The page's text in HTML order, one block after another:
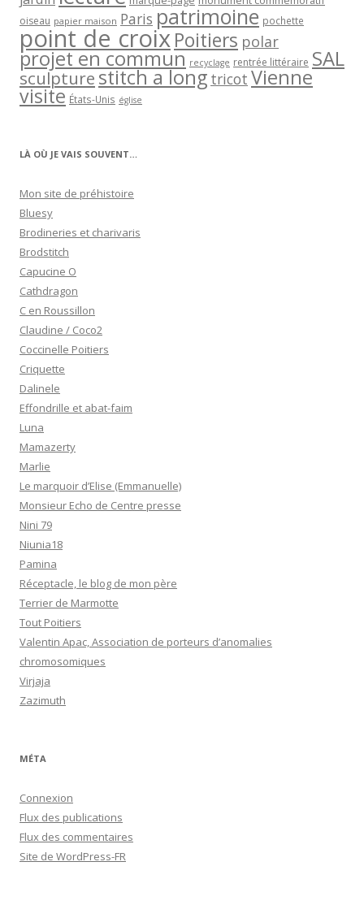
oiseau papier maison Paris patrimoine pochette
point de croixPoitiers polar
projet en commun recyclage rentrée littéraire SAL
sculpturestitch a long tricot Vienne
visite États-Unis église
LÀ OÙ JE VAIS SOUVENT…
Mon site de préhistoire
Bluesy
Brodineries et charivaris
Brodstitch
Capucine O
Cathdragon
C en Roussillon
Claudine / Coco2
Coccinelle Poitiers
Criquette
Dalinele
Effondrille et abat-faim
Luna
Mamazerty
Marlie
Le marquoir d’Elise (Emmanuelle)
Monsieur Echo de Centre presse
Nini 79
Niunia18
Pamina
Réceptacle, le blog de mon père
Terrier de Marmotte
Tout Poitiers
Valentin Apac, Association de porteurs d’anomalies
chromosomiques
Virjaja
Zazimuth
MÉTA
Connexion
Flux des publications
Flux des commentaires
Site de WordPress-FR